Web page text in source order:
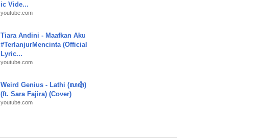
ic Vide...
youtube.com
Tiara Andini - Maafkan Aku
#TerlanjurMencinta (Official
Lyric...
youtube.com
Weird Genius - Lathi (ꦭꦛꦶ)
(ft. Sara Fajira) (Cover)
youtube.com